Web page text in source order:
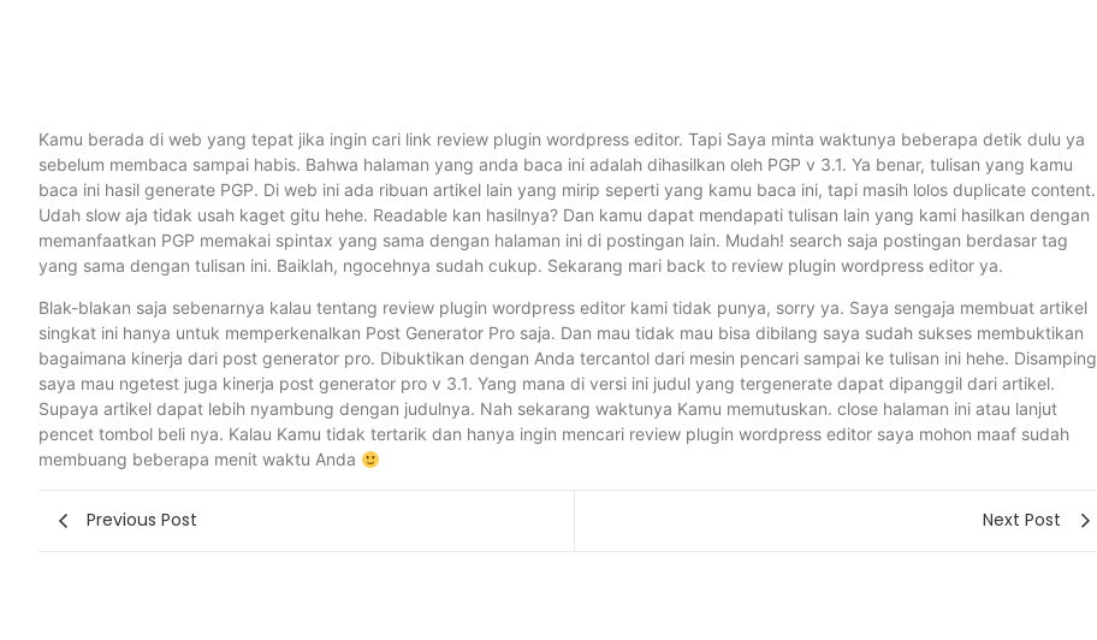
Kamu berada di web yang tepat jika ingin cari link review plugin wordpress editor. Tapi Saya minta waktunya beberapa detik dulu ya
sebelum membaca sampai habis. Bahwa halaman yang anda baca ini adalah dihasilkan oleh PGP v 3.1. Ya benar, tulisan yang kamu
baca ini hasil generate PGP. Di web ini ada ribuan artikel lain yang mirip seperti yang kamu baca ini, tapi masih lolos duplicate content.
Udah slow aja tidak usah kaget gitu hehe. Readable kan hasilnya? Dan kamu dapat mendapati tulisan lain yang kami hasilkan dengan
memanfaatkan PGP memakai spintax yang sama dengan halaman ini di postingan lain. Mudah! search saja postingan berdasar tag
yang sama dengan tulisan ini. Baiklah, ngocehnya sudah cukup. Sekarang mari back to review plugin wordpress editor ya.
Blak-blakan saja sebenarnya kalau tentang review plugin wordpress editor kami tidak punya, sorry ya. Saya sengaja membuat artikel
singkat ini hanya untuk memperkenalkan Post Generator Pro saja. Dan mau tidak mau bisa dibilang saya sudah sukses membuktikan
bagaimana kinerja dari post generator pro. Dibuktikan dengan Anda tercantol dari mesin pencari sampai ke tulisan ini hehe. Disamping
saya mau ngetest juga kinerja post generator pro v 3.1. Yang mana di versi ini judul yang tergenerate dapat dipanggil dari artikel.
Supaya artikel dapat lebih nyambung dengan judulnya. Nah sekarang waktunya Kamu memutuskan. close halaman ini atau lanjut
pencet tombol beli nya. Kalau Kamu tidak tertarik dan hanya ingin mencari review plugin wordpress editor saya mohon maaf sudah
membuang beberapa menit waktu Anda
Previous Post Next Post